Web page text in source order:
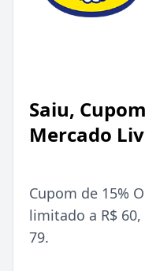
Saiu,
Mercado
Cupom de 15%
limitado a R$
79.